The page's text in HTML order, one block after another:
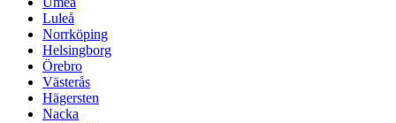
Luleå
Norrköping
Helsingborg
Örebro
Västerås
Hägersten
Nacka